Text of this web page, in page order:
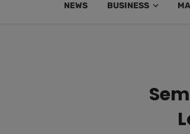
NEWS BUSINESS